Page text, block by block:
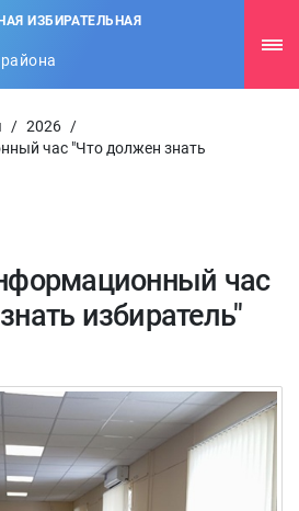
ИЗБИРАТЕЛЬНАЯ
/ 2026 /
час "Что должен знать
час
избиратель"